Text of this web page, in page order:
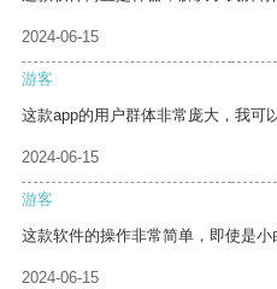
2024-06-15
游客
这款app的用户群体非常庞大，我可
2024-06-15
游客
这款软件的操作非常简单，即使是小
2024-06-15